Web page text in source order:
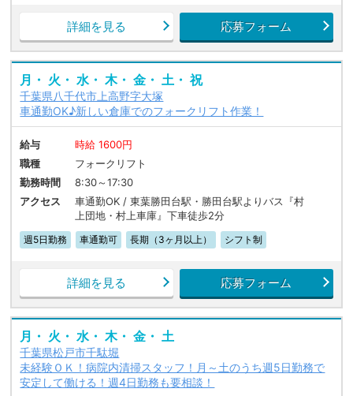
詳細を見る 応募フォーム
月・ 火・ 水・ 木・ 金・ 土・ 祝
千葉県八千代市上高野字大塚
車通勤OK♪新しい倉庫でのフォークリフト作業！
給与
時給 1600円
職種
フォークリフト
勤務時間
8:30～17:30
アクセス
車通勤OK / 東葉勝田台駅・勝田台駅よりバス『村
上団地・村上車庫』下車徒歩2分
週5日勤務 車通勤可 長期（3ヶ月以上） シフト制
詳細を見る 応募フォーム
月・ 火・ 水・ 木・ 金・ 土
千葉県松戸市千駄堀
未経験ＯＫ！病院内清掃スタッフ！月～土のうち週5日勤務で
安定して働ける！週4日勤務も要相談！